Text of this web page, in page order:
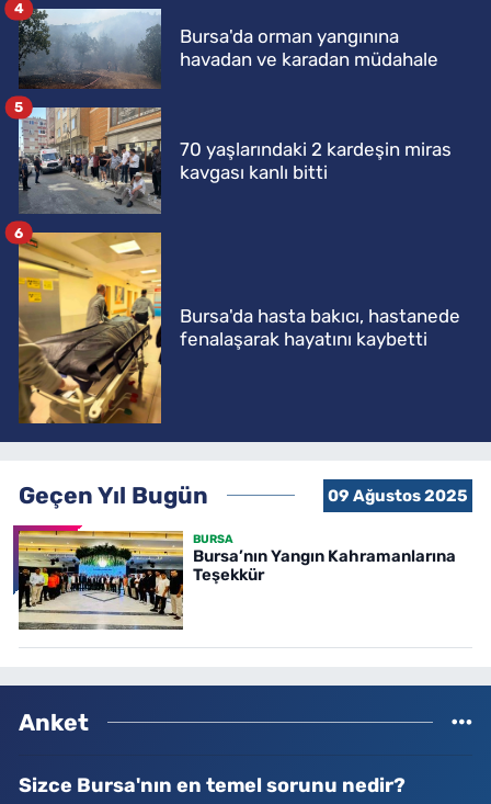
Bursa'da orman yangınına
havadan ve karadan müdahale
4
70 yaşlarındaki 2 kardeşin miras
kavgası kanlı bitti
5
Bursa'da hasta bakıcı, hastanede
fenalaşarak hayatını kaybetti
6
Geçen Yıl Bugün 09 Ağustos 2025
BURSA
Bursa’nın Yangın Kahramanlarına
Teşekkür
Anket
Sizce Bursa'nın en temel sorunu nedir?